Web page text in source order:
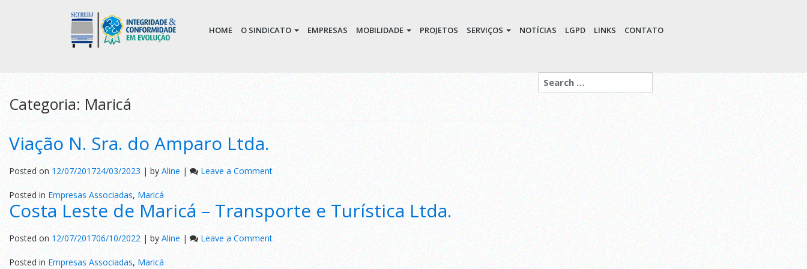
HOME O SINDICATO EMPRESAS MOBILIDADE PROJETOS SERVIÇOS NOTÍCIAS LGPD LINKS CONTATO
Categoria: Maricá
Viação N. Sra. do Amparo Ltda.
Posted on12/07/201724/03/2023| byAline| Leave a Commenton
Viação
N.
Sra.
do
Amparo
Ltda.
Posted inEmpresas Associadas,Maricá
Costa Leste de Maricá – Transporte e Turística Ltda.
Posted on12/07/201706/10/2022 | byAline | Leave a Commenton
Costa
Leste
Posted inEmpresas Associadas,Maricá